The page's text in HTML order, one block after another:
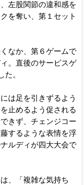
左股関節の違和感を
を奪い、第１セット
なか、第６ゲームで
。直後のサービスゲ
。
は足を引きずるよう
止めるよう促される
きず、チェンジコー
するような表情を浮
ルディが四大大会で
、「複雑な気持ち